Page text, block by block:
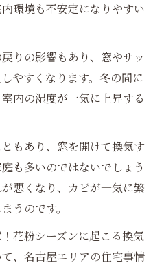
環境も不安定になりやすい
りの影響もあり、窓やサッ
やすくなります。冬の間に
内の湿度が一気に上昇する
もあり、窓を開けて換気す
も多いのではないでしょう
悪くなり、カビが一気に繁
うのです。
花粉シーズンに起こる換気
、名古屋エリアの住宅事情